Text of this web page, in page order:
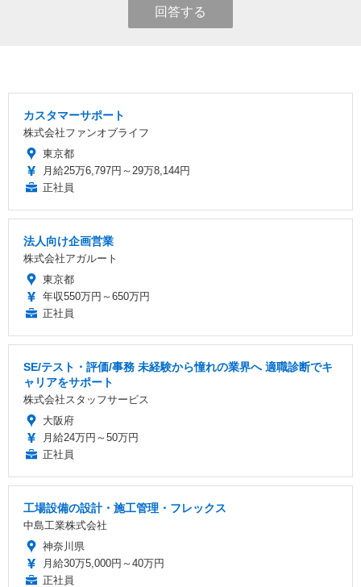
回答する
カスタマーサポート
株式会社ファンオブライフ
東京都
月給25万6,797円～29万8,144円
正社員
法人向け企画営業
株式会社アガルート
東京都
年収550万円～650万円
正社員
SE/テスト・評価/事務 未経験から憧れの業界へ 適職診断でキ
ャリアをサポート
株式会社スタッフサービス
大阪府
月給24万円～50万円
正社員
工場設備の設計・施工管理・フレックス
中島工業株式会社
神奈川県
月給30万5,000円～40万円
正社員